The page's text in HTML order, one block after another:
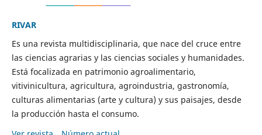
RIVAR
Es una revista multidisciplinaria, que nace del cruce entre
las ciencias agrarias y las ciencias sociales y humanidades.
Está focalizada en patrimonio agroalimentario,
vitivinicultura, agricultura, agroindustria, gastronomía,
culturas alimentarias (arte y cultura) y sus paisajes, desde
la producción hasta el consumo.